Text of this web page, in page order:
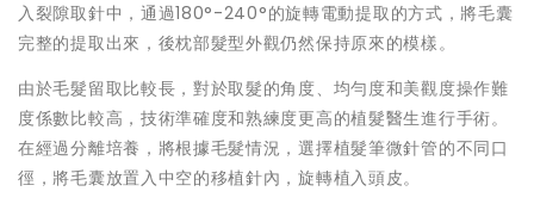
入裂隙取針中，通過180°-240°的旋轉電動提取的方式，將毛囊
完整的提取出來，後枕部髮型外觀仍然保持原來的模樣。
由於毛髮留取比較長，對於取髮的角度、均勻度和美觀度操作難
度係數比較高，技術準確度和熟練度更高的植髮醫生進行手術。
在經過分離培養，將根據毛髮情況，選擇植髮筆微針管的不同口
徑，將毛囊放置入中空的移植針內，旋轉植入頭皮。